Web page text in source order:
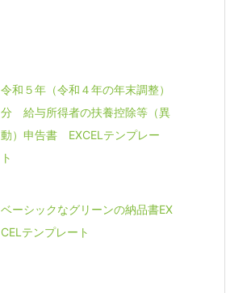
令和５年（令和４年の年末調整）
分 給与所得者の扶養控除等（異
動）申告書 EXCELテンプレー
ト
ベーシックなグリーンの納品書EX
CELテンプレート